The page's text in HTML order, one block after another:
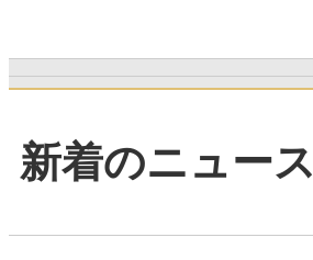
新着のニュース